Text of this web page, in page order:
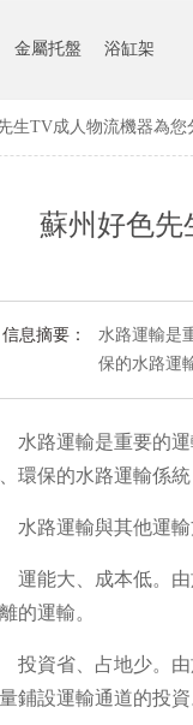
金屬托盤 浴缸架
生TV成人物流機器為
蘇州好色先
信息摘要：
水路運輸是
保的水路運
水路運輸是重要的
環保的水路運輸係
水路運輸與其他運
運能大、成本低。
的運輸。
投資省、占地少。
鋪設運輸通道的投